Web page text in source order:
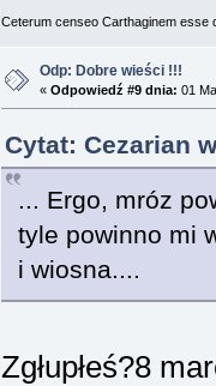
Ceterum censeo Carthaginem esse
Odp: Dobre wieści !!!
« Odpowiedź #9 dnia: 01
Cytat: Cezarian
... Ergo, mróz
tyle powinno mi
i wiosna....
Zgłupłeś?8